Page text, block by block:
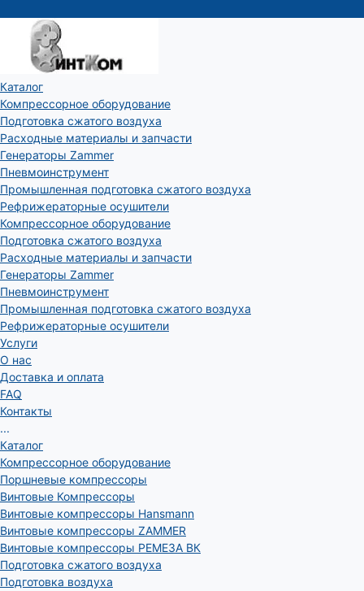
Каталог
Компрессорное оборудование
Подготовка сжатого воздуха
Расходные материалы и запчасти
Генераторы Zammer
Пневмоинструмент
Промышленная подготовка сжатого воздуха
Рефрижераторные осушители
Компрессорное оборудование
Подготовка сжатого воздуха
Расходные материалы и запчасти
Генераторы Zammer
Пневмоинструмент
Промышленная подготовка сжатого воздуха
Рефрижераторные осушители
Услуги
О нас
Доставка и оплата
FAQ
Контакты
...
Каталог
Компрессорное оборудование
Поршневые компрессоры
Винтовые Компрессоры
Винтовые компрессоры Hansmann
Винтовые компрессоры ZAMMER
Винтовые компрессоры РЕМЕЗА ВК
Подготовка сжатого воздуха
Подготовка воздуха